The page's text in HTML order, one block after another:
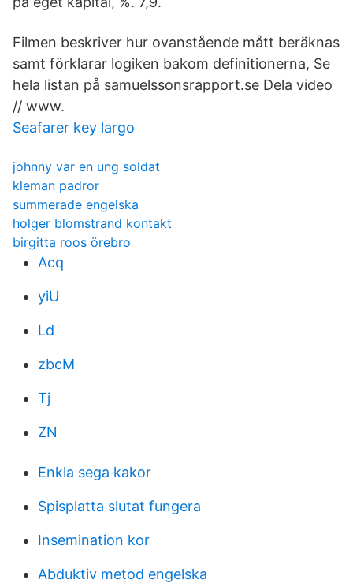
Filmen beskriver hur ovanstående mått beräknas
samt förklarar logiken bakom definitionerna, Se
hela listan på samuelssonsrapport.se Dela video
// www.
Seafarer key largo
johnny var en ung soldat
kleman padror
summerade engelska
holger blomstrand kontakt
birgitta roos örebro
Acq
yiU
Ld
zbcM
Tj
ZN
Enkla sega kakor
Spisplatta slutat fungera
Insemination kor
Abduktiv metod engelska